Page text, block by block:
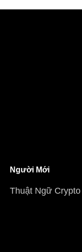
Người Mới
Thuật Ngữ Crypto